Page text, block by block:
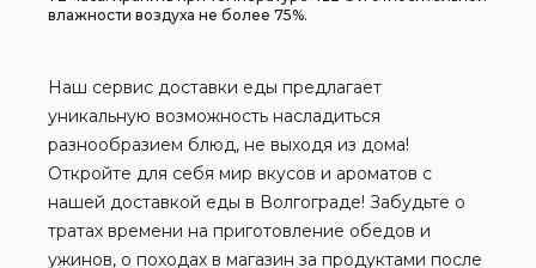
влажности воздуха не более 75%.
Наш сервис доставки еды предлагает
уникальную возможность насладиться
разнообразием блюд, не выходя из дома!
Откройте для себя мир вкусов и ароматов с
нашей доставкой еды в Волгограде! Забудьте о
тратах времени на приготовление обедов и
ужинов, о походах в магазин за продуктами после